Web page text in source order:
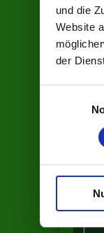
und die
Website
der